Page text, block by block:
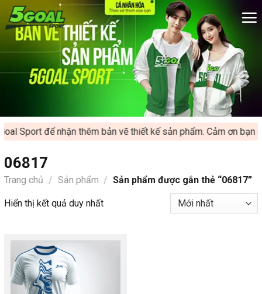
Chuyển
đến
dung
Sport để nhận thêm bản vẽ thiết kế sản phẩm. Cảm ơn bạn
06817
Trang chủ / Sản phẩm / Sản phẩm được gắn thẻ “06817”
Hiển thị kết quả duy nhất